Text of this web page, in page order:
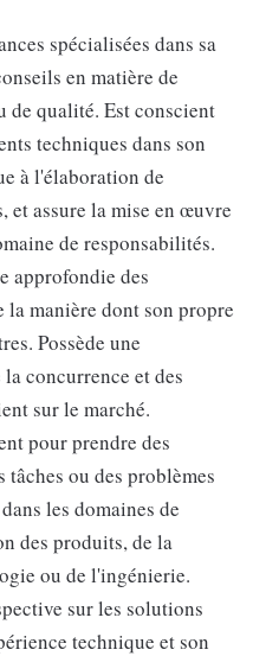
spécialisées dans sa
en matière de
de qualité. Est conscient
techniques dans son
à l'élaboration de
et assure la mise en œuvre
de responsabilités.
approfondie des
manière dont son propre
Possède une
concurrence et des
sur le marché.
pour prendre des
ou des problèmes
les domaines de
des produits, de la
ou de l'ingénierie.
sur les solutions
technique et son